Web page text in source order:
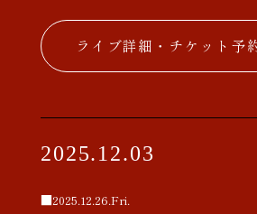
ライブ詳細・チケット予
2025.12.03
■2025.12.26.Fri.